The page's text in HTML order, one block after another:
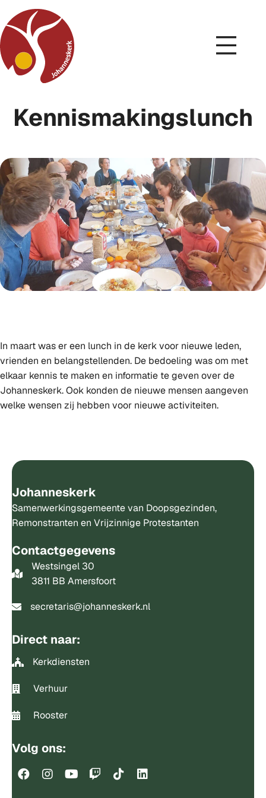
Kennismakingslunch
In maart was er een lunch in de kerk voor nieuwe leden,
vrienden en belangstellenden. De bedoeling was om met
elkaar kennis te maken en informatie te geven over de
Johanneskerk. Ook konden de nieuwe mensen aangeven
welke wensen zij hebben voor nieuwe activiteiten.
Johanneskerk
Samenwerkingsgemeente van Doopsgezinden,
Remonstranten en Vrijzinnige Protestanten
Contactgegevens
Westsingel 30
3811 BB Amersfoort
secretaris@johanneskerk.nl
Direct naar:
Kerkdiensten
Verhuur
Rooster
Volg ons: